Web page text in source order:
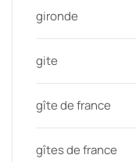
gironde
gite
gîte de france
gîtes de france